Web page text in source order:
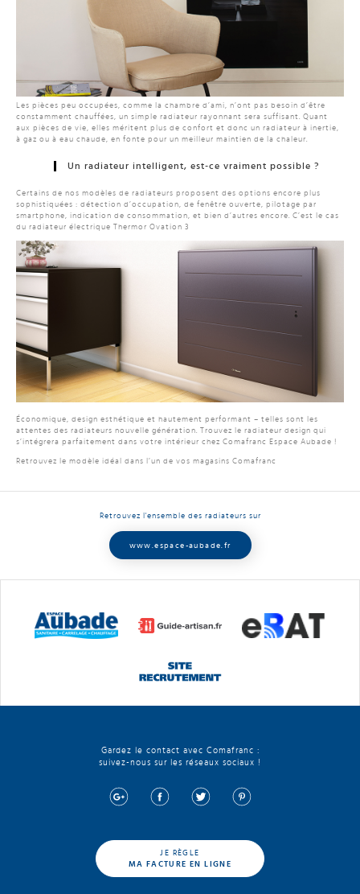
Les pièces peu occupées, comme la chambre d’ami, n’ont pas besoin d’être
constamment chauffées, un simple radiateur rayonnant sera suffisant. Quant
aux pièces de vie, elles méritent plus de confort et donc un radiateur à inertie,
à gaz ou à eau chaude, en fonte pour un meilleur maintien de la chaleur.
Un radiateur intelligent, est-ce vraiment possible ?
Certains de nos modèles de radiateurs proposent des options encore plus
sophistiquées : détection d’occupation, de fenêtre ouverte, pilotage par
smartphone, indication de consommation, et bien d’autres encore. C’est le cas
du radiateur électrique Thermor Ovation 3
Économique, design esthétique et hautement performant – telles sont les
attentes des radiateurs nouvelle génération. Trouvez le radiateur design qui
s’intégrera parfaitement dans votre intérieur chez Comafranc Espace Aubade !
Retrouvez le modèle idéal dans l’un de vos magasins Comafranc
Retrouvez l'ensemble des radiateurs sur
www.espace-aubade.fr
Gardez le contact avec Comafranc :
suivez-nous sur les réseaux sociaux !
JE RÈGLE
MA FACTURE EN LIGNE